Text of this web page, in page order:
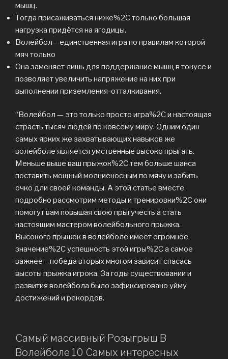
мышц.
Тогда присаживаться ниже%2C только большая
нагрузка придётся на ягодицы.
Волейбол – единственная игра по правилам которой
мяч только
Она заменяет лишь для поддержание мышц в тонусе и
позволяет увеличить напряжение на них при
выполнении приземления-отталкивания.
“Волейбол — это только просто игра%2C и настоящая
страсть тысяч людей по ковсему миру. Одним один
самых ярких же захватывающих навыков же
волейболе является умственные высоко прыгать.
Меньше выше ваш прыжок%2C тем больше шанса
поставить мощный молниеносным по мячу и забить
очко дли своей команды. А этой статье вместе
подробно рассмотрим методы и тренировки%2C они
помогут вам повышая свою прыгучесть а стать
настоящим мастером волейбольного прыжка.
Высокого прыжок в волейболе имеет огромное
значение%2C успешность этой игры%2C а самое
важнее – победа вторых многом зависит спасась
высоты прыжка игрока. За годы существовании и
развития волейбола было зафиксировано уйму
достижений и рекордов.
Самый массивный Розыгрыш В
Волейболе 10 Самых интересных